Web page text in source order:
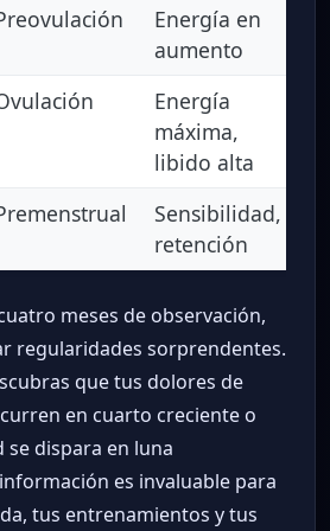
Energía en
aumento
Energía
máxima,
libido alta
Sensibilidad,
retención
meses de observación,
regularidades sorprendentes.
que tus dolores de
en cuarto creciente o
dispara en luna
es invaluable para
tus entrenamientos y tus